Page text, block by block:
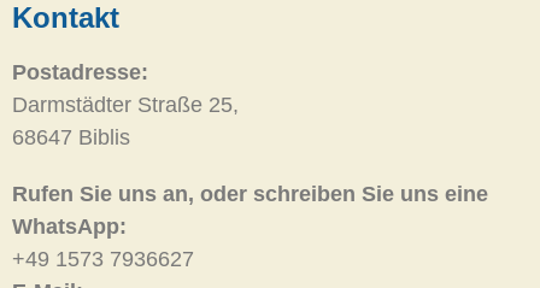
Kontakt
Postadresse:
Darmstädter Straße 25,
68647 Biblis
Rufen Sie uns an, oder schreiben Sie uns eine
WhatsApp:
+49 1573 7936627